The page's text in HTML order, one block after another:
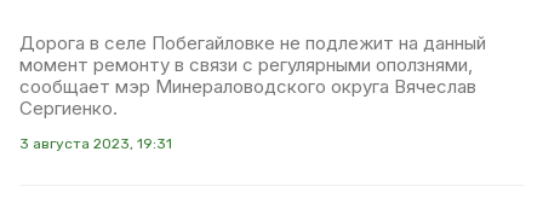
Дорога в селе Побегайловке не подлежит на данный
момент ремонту в связи с регулярными оползнями,
сообщает мэр Минераловодского округа Вячеслав
Сергиенко.
3 августа 2023, 19:31